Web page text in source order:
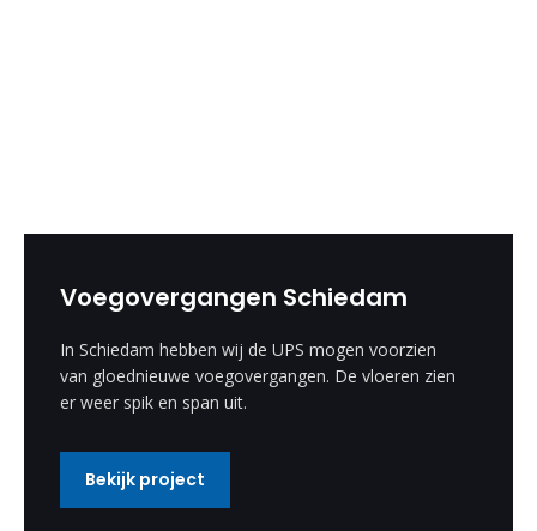
Voegovergangen Schiedam
In Schiedam hebben wij de UPS mogen voorzien
van gloednieuwe voegovergangen. De vloeren zien
er weer spik en span uit.
Bekijk project